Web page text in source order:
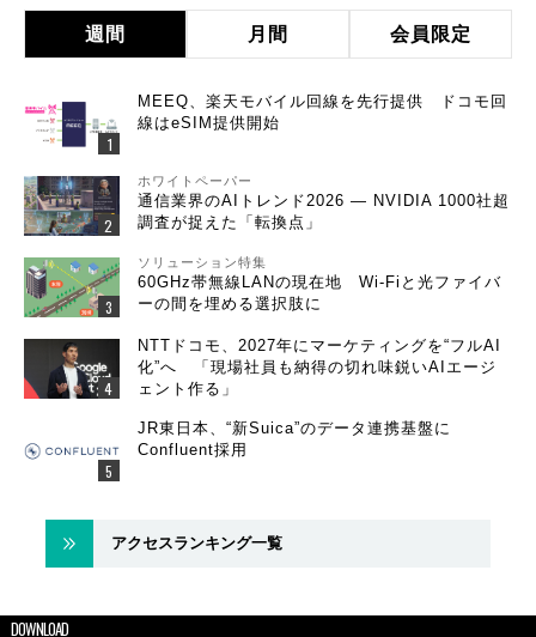
週間 月間 会員限定
MEEQ、楽天モバイル回線を先行提供 ドコモ回
線はeSIM提供開始
ホワイトペーパー
通信業界のAIトレンド2026 ― NVIDIA 1000社超
調査が捉えた「転換点」
ソリューション特集
60GHz帯無線LANの現在地 Wi-Fiと光ファイバ
ーの間を埋める選択肢に
NTTドコモ、2027年にマーケティングを“フルAI
化”へ 「現場社員も納得の切れ味鋭いAIエージ
ェント作る」
JR東日本、“新Suica”のデータ連携基盤に
Confluent採用
アクセスランキング一覧
DOWNLOAD